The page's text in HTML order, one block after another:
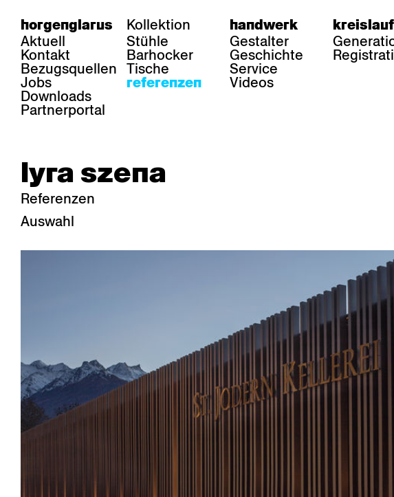
horgenglarus
Aktuell
Kontakt
Bezugsquellen
Jobs
Downloads
Partnerportal
Kollektion
Stühle
Barhocker
Tische
referenzen
handwerk
Gestalter
Geschichte
Service
Videos
lyra szena
Referenzen
Auswahl
bereich
Saalbestuhlung
Sakralbauten
stühle
GA Stuhl
Haefeli
Imma
Klio
Lounge
Lyra
Lyra Szena
Matura
Moser
Péclard
Seley
tische
Epoc
Ess.Tee.Tisch
Gloria
Lyra Lounge
Mi Massiv
Mih
RQ Light
Savoy
Sigma
TRH